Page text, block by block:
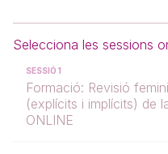
Selecciona les sessions
SESSIÓ 1
Formació: Revisió
(explícits i implícits) de
ONLINE